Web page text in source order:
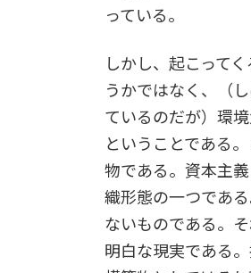
っている。
しかし、起こって
うかではなく、（
ているのだが）環
ということである
物である。資本主
織形態の一つであ
ないものである。
明白な現実である